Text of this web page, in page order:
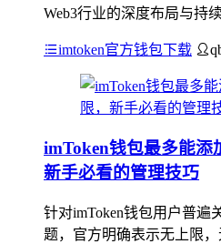
Web3行业的深度布局与持
imtoken官方钱包下载
imToken钱包最多能添
新手必看的管理技巧
针对imToken钱包用户普遍
题，官方明确表示无上限